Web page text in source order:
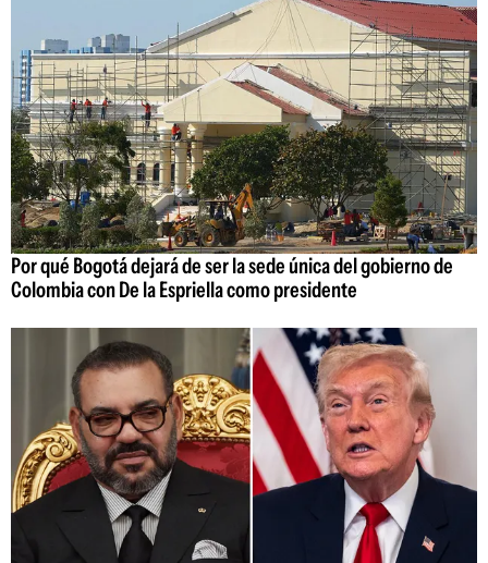
Por qué Bogotá dejará de ser la sede única del gobierno de
Colombia con De la Espriella como presidente